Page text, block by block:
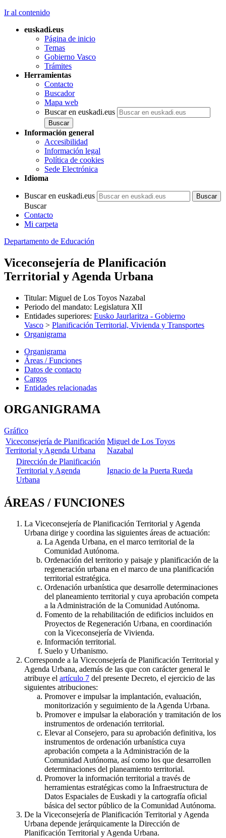
Ir al contenido
euskadi.eus
Página de inicio
Temas
Gobierno Vasco
Trámites
Herramientas
Contacto
Buscador
Mapa web
Buscar en euskadi.eus
Información general
Accesibilidad
Información legal
Política de cookies
Sede Electrónica
Idioma
Buscar en euskadi.eus
Buscar
Contacto
Mi carpeta
Departamento de Educación
Viceconsejería de Planificación
Territorial y Agenda Urbana
Titular: Miguel de Los Toyos Nazabal
Periodo del mandato: Legislatura XII
Entidades superiores: Eusko Jaurlaritza - Gobierno
Vasco > Planificación Territorial, Vivienda y Transportes
Organigrama
Organigrama
Áreas / Funciones
Datos de contacto
Cargos
Entidades relacionadas
ORGANIGRAMA
Gráfico
Viceconsejería de Planificación
Territorial y Agenda Urbana
Miguel de Los Toyos
Nazabal
Dirección de Planificación
Territorial y Agenda
Urbana
Ignacio de la Puerta Rueda
ÁREAS / FUNCIONES
La Viceconsejería de Planificación Territorial y Agenda
Urbana dirige y coordina las siguientes áreas de actuación:
La Agenda Urbana, en el marco territorial de la
Comunidad Autónoma.
Ordenación del territorio y paisaje y planificación de la
regeneración urbana en el marco de una planificación
territorial estratégica.
Ordenación urbanística que desarrolle determinaciones
del planeamiento territorial y cuya aprobación competa
a la Administración de la Comunidad Autónoma.
Fomento de la rehabilitación de edificios incluidos en
Proyectos de Regeneración Urbana, en coordinación
con la Viceconsejería de Vivienda.
Información territorial.
Suelo y Urbanismo.
Corresponde a la Viceconsejería de Planificación Territorial y
Agenda Urbana, además de las que con carácter general le
atribuye el artículo 7 del presente Decreto, el ejercicio de las
siguientes atribuciones:
Promover e impulsar la implantación, evaluación,
monitorización y seguimiento de la Agenda Urbana.
Promover e impulsar la elaboración y tramitación de los
instrumentos de ordenación territorial.
Elevar al Consejero, para su aprobación definitiva, los
instrumentos de ordenación urbanística cuya
aprobación competa a la Administración de la
Comunidad Autónoma, así como los que desarrollen
determinaciones del planeamiento territorial.
Promover la información territorial a través de
herramientas estratégicas como la Infraestructura de
Datos Espaciales de Euskadi y la cartografía oficial
básica del sector público de la Comunidad Autónoma.
De la Viceconsejería de Planificación Territorial y Agenda
Urbana depende jerárquicamente la Dirección de
Planificación Territorial y Agenda Urbana.